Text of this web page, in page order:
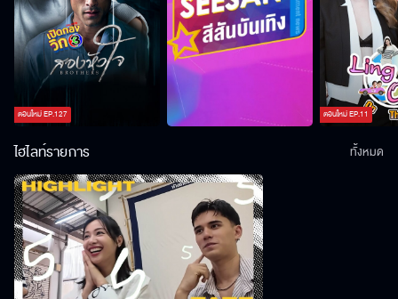
ตอนใหม่EP.127 ตอนใหม่EP.11
ไฮไลท์รายการ ทั้งหมด